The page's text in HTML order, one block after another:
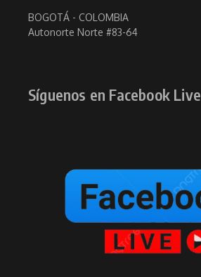
BOGOTÁ - COLOMBIA
Autonorte Norte #83-64
Síguenos en Facebook Live